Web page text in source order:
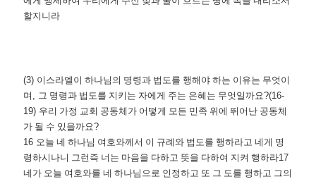
할지니라
(3) 이스라엘이 하나님의 명령과 법도를 행해야 하는 이유는 무엇이
며 , 그 명령과 법도를 지키는 자에게 주는 은혜는 무엇일까요?(16-
19) 우리 가정 교회 공동체가 어떻게 모든 민족 위에 뛰어난 공동체
가 될 수 있을까요?
16 오늘 네 하나님 여호와께서 이 규례와 법도를 행하라고 네게 명
령하시나니 그런즉 너는 마음을 다하고 뜻을 다하여 지켜 행하라17
네가 오늘 여호와를 네 하나님으로 인정하고 또 그 도를 행하고 그의